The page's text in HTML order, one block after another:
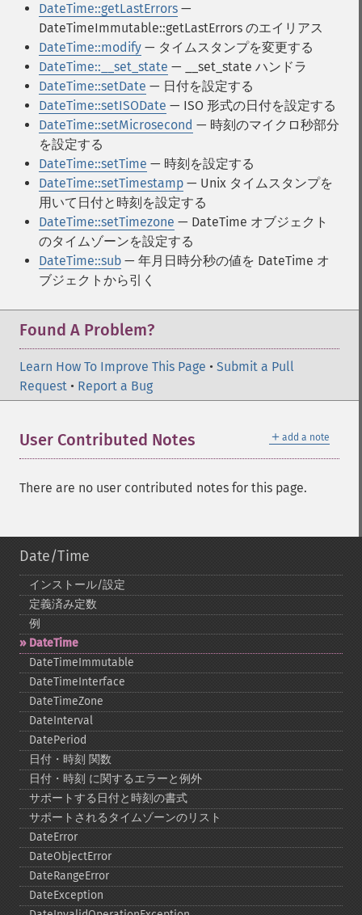
DateTime::getLastErrors —
DateTimeImmutable::getLastErrors のエイリアス
DateTime::modify — タイムスタンプを変更する
DateTime::__set_state — __set_state ハンドラ
DateTime::setDate — 日付を設定する
DateTime::setISODate — ISO 形式の日付を設定する
DateTime::setMicrosecond — 時刻のマイクロ秒部分
を設定する
DateTime::setTime — 時刻を設定する
DateTime::setTimestamp — Unix タイムスタンプを
用いて日付と時刻を設定する
DateTime::setTimezone — DateTime オブジェクト
のタイムゾーンを設定する
DateTime::sub — 年月日時分秒の値を DateTime オ
ブジェクトから引く
Found A Problem?
Learn How To Improve This Page • Submit a Pull
Request • Report a Bug
＋ add a note
User Contributed Notes
There are no user contributed notes for this page.
Date/Time
インストール/設定
定義済み定数
例
DateTime
DateTimeImmutable
DateTimeInterface
DateTimeZone
DateInterval
DatePeriod
日付・時刻 関数
日付・時刻 に関するエラーと例外
サポートする日付と時刻の書式
サポートされるタイムゾーンのリスト
DateError
DateObjectError
DateRangeError
DateException